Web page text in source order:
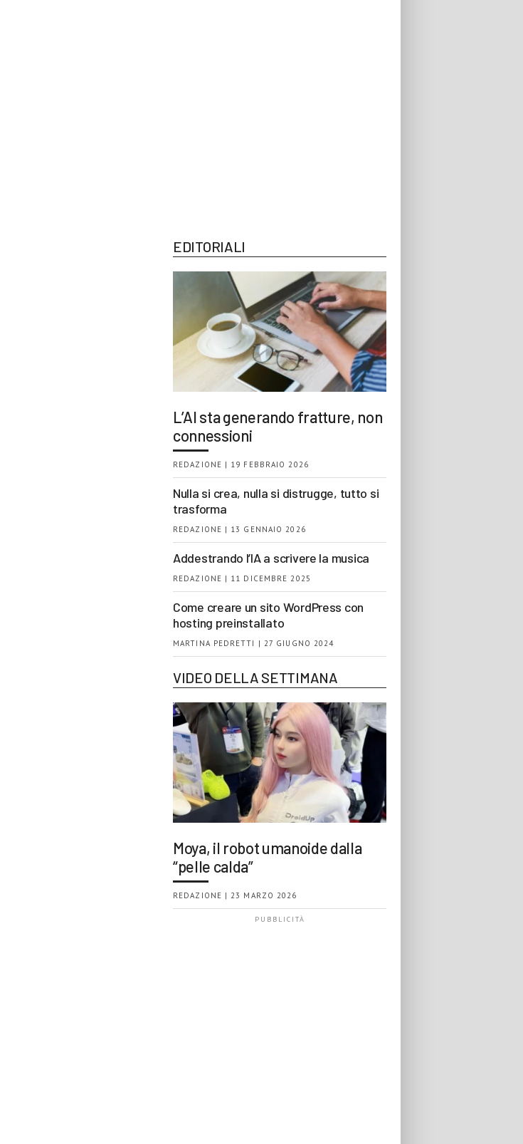
EDITORIALI
L’AI sta generando fratture, non
connessioni
REDAZIONE | 19 FEBBRAIO 2026
Nulla si crea, nulla si distrugge, tutto si
trasforma
REDAZIONE | 13 GENNAIO 2026
Addestrando l’IA a scrivere la musica
REDAZIONE | 11 DICEMBRE 2025
Come creare un sito WordPress con
hosting preinstallato
MARTINA PEDRETTI | 27 GIUGNO 2024
VIDEO DELLA SETTIMANA
Moya, il robot umanoide dalla
“pelle calda”
REDAZIONE | 23 MARZO 2026